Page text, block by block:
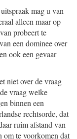
mag u van
alleen maar op
probeert te
een dominee over
ook een gevaar
niet over de vraag
vraag welke
binnen een
rechtsorde, dat
ruim afstand van
om te voorkomen dat